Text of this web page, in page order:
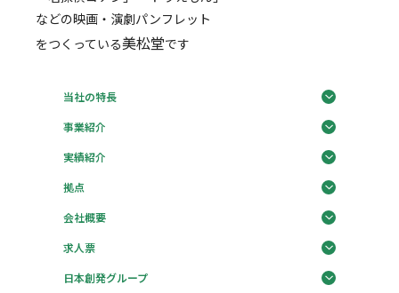
などの映画・演劇パンフレット
をつくっている美松堂です
当社の特長
事業紹介
実績紹介
拠点
会社概要
求人票
日本創発グループ